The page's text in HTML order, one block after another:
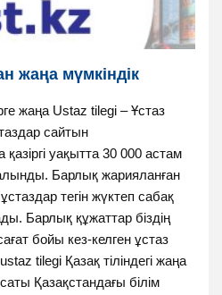
жаңа мүмкіндік
жаңа Ustaz tilegi – Ұстаз
сайтын
уақытта 30 000 астам
Барлық жарияланған
тегін жүктеп сабақ
Барлық құжаттар біздің
бойы кез-келген ұстаз
tilegi Қазақ тіліндегі жаңа
Қазақстандағы білім